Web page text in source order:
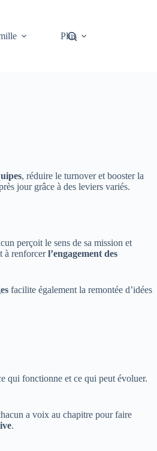
Plus
, réduire le turnover et booster la
jour grâce à des leviers variés.
perçoit le sens de sa mission et
à renforcerl’engagement des
facilite également la remontée d’idées
qui fonctionne et ce qui peut évoluer.
a voix au chapitre pour faire
.